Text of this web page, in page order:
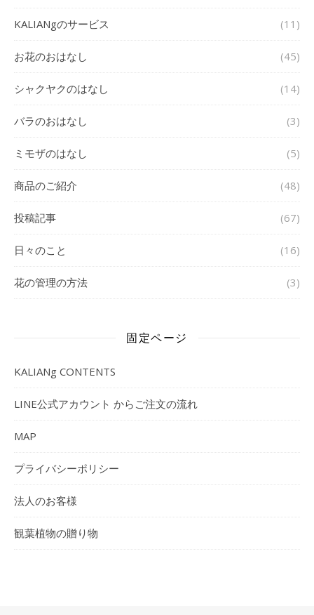
KALIANgのサービス (11)
お花のおはなし (45)
シャクヤクのはなし (14)
バラのおはなし (3)
ミモザのはなし (5)
商品のご紹介 (48)
投稿記事 (67)
日々のこと (16)
花の管理の方法 (3)
固定ページ
KALIANg CONTENTS
LINE公式アカウント からご注文の流れ
MAP
プライバシーポリシー
法人のお客様
観葉植物の贈り物